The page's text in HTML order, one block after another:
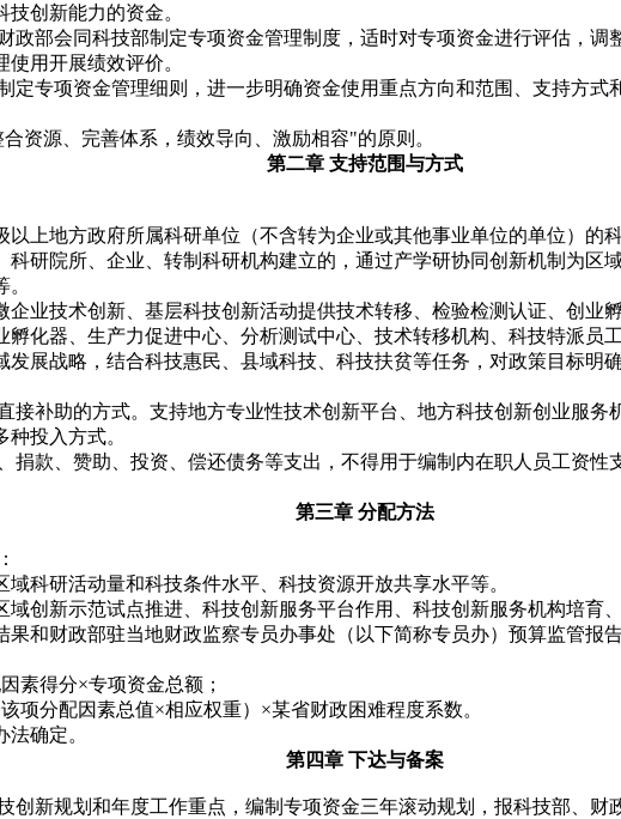
创新能力的资金。
政部会同科技部制定专项资金管理制度，适时对专项资金进行评估，
用开展绩效评价。
定专项资金管理细则，进一步明确资金使用重点方向和范围、支持方
资源、完善体系，绩效导向、激励相容"的原则。
第二章 支持范围与方式
以上地方政府所属科研单位（不含转为企业或其他事业单位的单位）的
科研院所、企业、转制科研机构建立的，通过产学研协同创新机制为
企业技术创新、基层科技创新活动提供技术转移、检验检测认证、创
化器、生产力促进中心、分析测试中心、技术转移机构、科技特派员
发展战略，结合科技惠民、县域科技、科技扶贫等任务，对政策目标
接补助的方式。支持地方专业性技术创新平台、地方科技创新创业服
投入方式。
捐款、赞助、投资、偿还债务等支出，不得用于编制内在职人员工资
第三章 分配方法
科研活动量和科技条件水平、科技资源开放共享水平等。
域创新示范试点推进、科技创新服务平台作用、科技创新服务机构培育
果和财政部驻当地财政监察专员办事处（以下简称专员办）预算监管报
素得分×专项资金总额；
项分配因素总值×相应权重）×某省财政困难程度系数。
确定。
第四章 下达与备案
新规划和年度工作重点，编制专项资金三年滚动规划，报科技部、财